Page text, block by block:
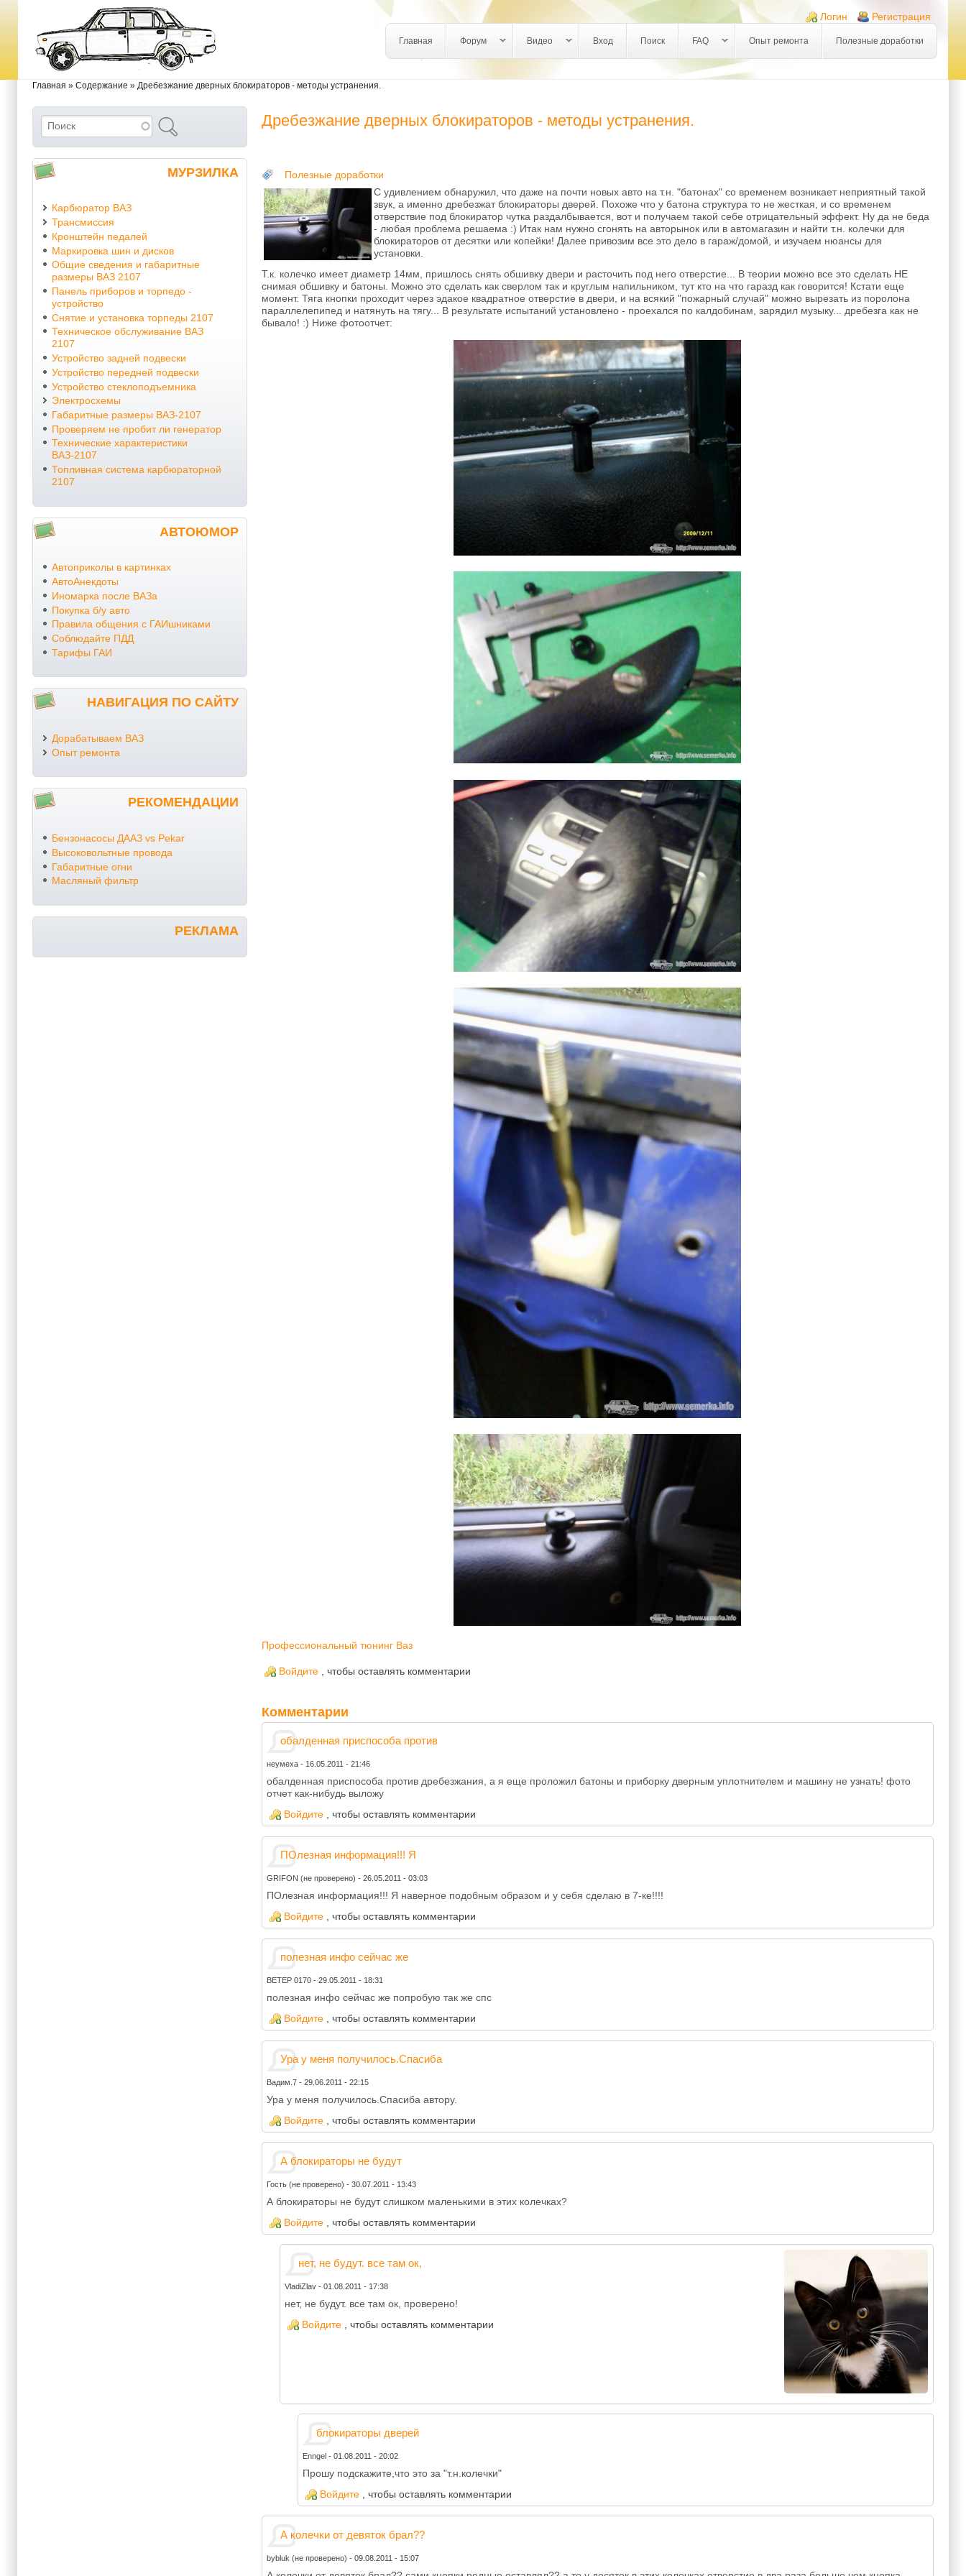
Перейти к основному содержанию
Login links
Логин Регистрация
Главная Форум Видео Вход Поиск FAQ Опыт ремонта Полезные доработки
Вы здесь
Главная » Содержание » Дребезжание дверных блокираторов - методы устранения.
Форма поиска Поиск
МУРЗИЛКА
Карбюратор ВАЗ
Трансмиссия
Кронштейн педалей
Маркировка шин и дисков
Общие сведения и габаритные
размеры ВАЗ 2107
Панель приборов и торпедо -
устройство
Снятие и установка торпеды 2107
Техническое обслуживание ВАЗ
2107
Устройство задней подвески
Устройство передней подвески
Устройство стеклоподъемника
Электросхемы
Габаритные размеры ВАЗ-2107
Проверяем не пробит ли генератор
Технические характеристики
ВАЗ-2107
Топливная система карбюраторной
2107
АВТОЮМОР
Автоприколы в картинках
АвтоАнекдоты
Иномарка после ВАЗа
Покупка б/у авто
Правила общения с ГАИшниками
Соблюдайте ПДД
Тарифы ГАИ
НАВИГАЦИЯ ПО САЙТУ
Дорабатываем ВАЗ
Опыт ремонта
РЕКОМЕНДАЦИИ
Бензонасосы ДААЗ vs Pekar
Высоковольтные провода
Габаритные огни
Масляный фильтр
РЕКЛАМА
Дребезжание дверных блокираторов - методы устранения.
Полезные доработки
С удивлением обнаружил, что даже на почти новых авто на т.н. "батонах" со временем возникает неприятный такой
звук, а именно дребезжат блокираторы дверей. Похоже что у батона структура то не жесткая, и со временем
отверствие под блокиратор чутка раздалбывается, вот и получаем такой себе отрицательный эффект. Ну да не беда
- любая проблема решаема :) Итак нам нужно сгонять на авторынок или в автомагазин и найти т.н. колечки для
блокираторов от десятки или копейки! Далее привозим все это дело в гараж/домой, и изучаем нюансы для
установки.
Т.к. колечко имеет диаметр 14мм, пришлось снять обшивку двери и расточить под него отверстие... В теории можно все это сделать НЕ
снимая обшивку и батоны. Можно это сделать как сверлом так и круглым напильником, тут кто на что гаразд как говорится! Кстати еще
момент. Тяга кнопки проходит через эдакое квадратное отверстие в двери, и на всякий "пожарный случай" можно вырезать из поролона
параллелепипед и натянуть на тягу... В результате испытаний установлено - проехался по калдобинам, зарядил музыку... дребезга как не
бывало! :) Ниже фотоотчет:
Профессиональный тюнинг Ваз
Войдите , чтобы оставлять комментарии
Комментарии
обалденная приспособа против
неумеха - 16.05.2011 - 21:46
обалденная приспособа против дребезжания, а я еще проложил батоны и приборку дверным уплотнителем и машину не узнать! фото
отчет как-нибудь выложу
Войдите , чтобы оставлять комментарии
ПОлезная информация!!! Я
GRIFON (не проверено) -26.05.2011 - 03:03
ПОлезная информация!!! Я наверное подобным образом и у себя сделаю в 7-ке!!!!
Войдите , чтобы оставлять комментарии
полезная инфо сейчас же
ВЕТЕР 0170 -29.05.2011 - 18:31
полезная инфо сейчас же попробую так же спс
Войдите , чтобы оставлять комментарии
Ура у меня получилось.Спасиба
Вадим.7 -29.06.2011 - 22:15
Ура у меня получилось.Спасиба автору.
Войдите , чтобы оставлять комментарии
А блокираторы не будут
Гость (не проверено) -30.07.2011 - 13:43
А блокираторы не будут слишком маленькими в этих колечках?
Войдите , чтобы оставлять комментарии
нет, не будут. все там ок,
VladiZlav -01.08.2011 - 17:38
нет, не будут. все там ок, проверено!
Войдите
, чтобы оставлять комментарии
блокираторы дверей
Enngel -01.08.2011 - 20:02
Прошу подскажите,что это за "т.н.колечки"
Войдите
, чтобы оставлять комментарии
А колечки от девяток брал??
bybluk (не проверено) -09.08.2011 - 15:07